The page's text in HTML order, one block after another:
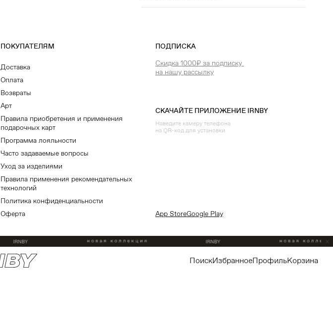
ПОКУПАТЕЛЯМ
Доставка
Оплата
Возвраты
Арт
Правила приобретения и применения
подарочных карт
Программа лояльности
Часто задаваемые вопросы
Уход за изделиями
Правила применения рекомендательных
технологий
Политика конфиденциальности
Оферта
ПОДПИСКА
Скидка 1000₽ за подписку
на нашу рассылку
СКАЧАЙТЕ ПРИЛОЖЕНИЕ IRNBY
Наведите камеру телефона
на QR-код для установки
App StoreGoogle Play
поиск избранное профиль корзина